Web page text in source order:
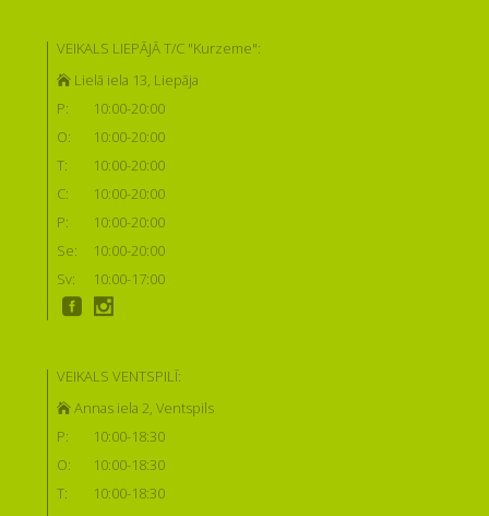
VEIKALS LIEPĀJĀ T/C "Kurzeme":
Lielā iela 13, Liepāja
P:
10:00-20:00
O:
10:00-20:00
T:
10:00-20:00
C:
10:00-20:00
P:
10:00-20:00
Se:
10:00-20:00
Sv:
10:00-17:00
VEIKALS VENTSPILĪ:
Annas iela 2, Ventspils
P:
10:00-18:30
O:
10:00-18:30
T:
10:00-18:30